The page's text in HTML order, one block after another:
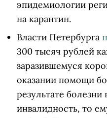
эпидемиологии
на карантин.
Власти Петербурга
300 тысяч рублей
заразившемуся
оказании помощи
результате болезни
инвалидность, то